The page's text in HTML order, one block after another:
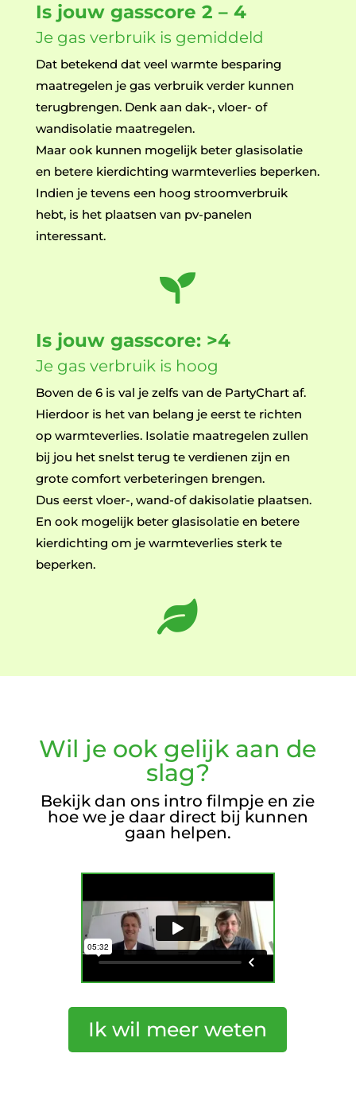
Is jouw gasscore 2 – 4
Je gas verbruik is gemiddeld
Dat betekend dat veel warmte besparing
maatregelen je gas verbruik verder kunnen
terugbrengen. Denk aan dak-, vloer- of
wandisolatie maatregelen.
Maar ook kunnen mogelijk beter glasisolatie
en betere kierdichting warmteverlies beperken.
Indien je tevens een hoog stroomverbruik
hebt, is het plaatsen van pv-panelen
interessant.

Is jouw gasscore: >4
Je gas verbruik is hoog
Boven de 6 is val je zelfs van de PartyChart af.
Hierdoor is het van belang je eerst te richten
op warmteverlies. Isolatie maatregelen zullen
bij jou het snelst terug te verdienen zijn en
grote comfort verbeteringen brengen.
Dus eerst vloer-, wand-of dakisolatie plaatsen.
En ook mogelijk beter glasisolatie en betere
kierdichting om je warmteverlies sterk te
beperken.

Wil je ook gelijk aan de
slag?
Bekijk dan ons intro filmpje en zie
hoe we je daar direct bij kunnen
gaan helpen.
Ik wil meer weten